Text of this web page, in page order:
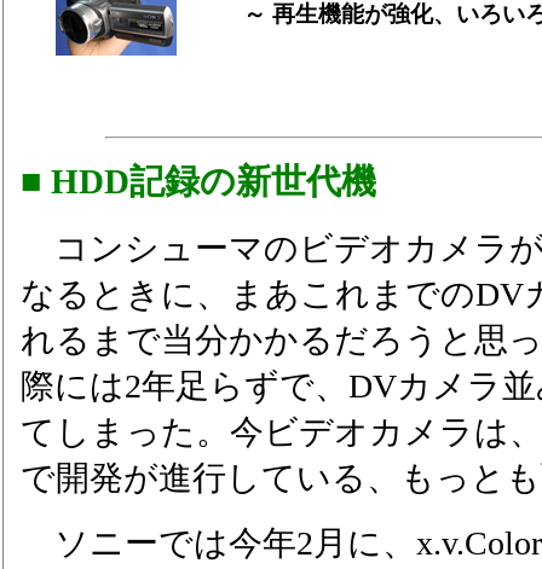
～ 再生機能が強化、いろい
■ HDD記録の新世代機
コンシューマのビデオカメラ
なるときに、まあこれまでのDV
れるまで当分かかるだろうと思
際には2年足らずで、DVカメラ
てしまった。今ビデオカメラは
で開発が進行している、もっと
ソニーでは今年2月に、